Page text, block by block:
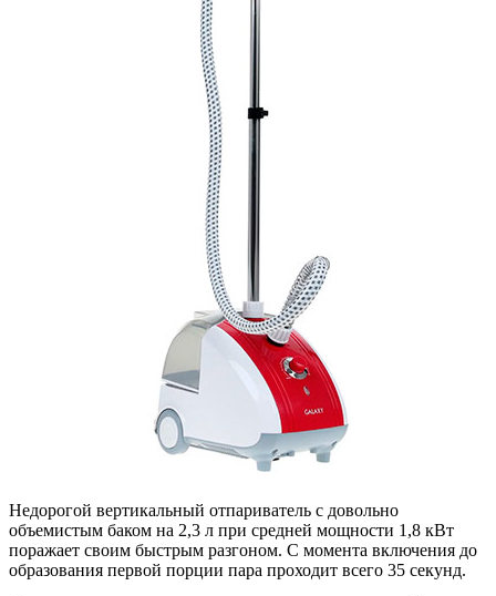
Недорогой вертикальный отпариватель с довольно
объемистым баком на 2,3 л при средней мощности 1,8 кВт
поражает своим быстрым разгоном. С момента включения до
образования первой порции пара проходит всего 35 секунд.